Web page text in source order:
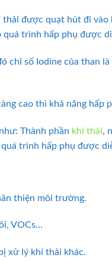
được quạt hút đi
trình hấp phụ được
số Iodine của than
cao thì khả năng hấp
Thành phần khí thải,
trình hấp phụ được
thiện môi trường.
VOCs…
xử lý khí thải khác.